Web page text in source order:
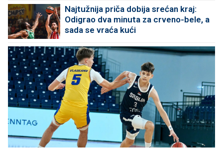
Najtužnija priča dobija srećan kraj:
Odigrao dva minuta za crveno-bele, a
sada se vraća kući